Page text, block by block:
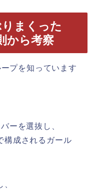
まくった
から考察
プを知っています
ーを選抜し、
構成されるガール